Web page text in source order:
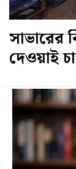
সাভারের
দেওয়াই